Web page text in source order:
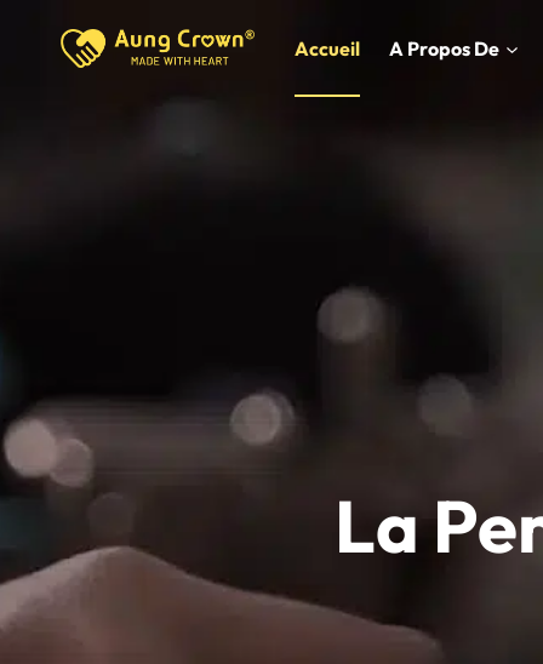
Accueil A Propos De
La